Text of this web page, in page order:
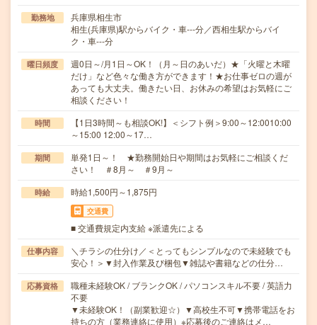
勤務地
兵庫県相生市
相生(兵庫県)駅からバイク・車---分／西相生駅からバイ
ク・車---分
曜日頻度
週0日～/月1日～OK！（月～日のあいだ）★「火曜と木曜
だけ」など色々な働き方ができます！★お仕事ゼロの週が
あっても大丈夫。働きたい日、お休みの希望はお気軽にご
相談ください！
時間
【1日3時間～も相談OK!】＜シフト例＞9:00～12:0010:00
～15:00 12:00～17…
期間
単発1日～！ ★勤務開始日や期間はお気軽にご相談くだ
さい！ ＃8月～ ＃9月～
時給 時給1,500円～1,875円
交通費
■ 交通費規定内支給 ※派遣先による
仕事内容
＼チラシの仕分け／＜とってもシンプルなので未経験でも
安心！＞▼封入作業及び梱包▼雑誌や書籍などの仕分…
応募資格
職種未経験OK / ブランクOK / パソコンスキル不要 / 英語力
不要
▼未経験OK！（副業歓迎☆）▼高校生不可▼携帯電話をお
持ちの方（業務連絡に使用）※応募後のご連絡はメ…